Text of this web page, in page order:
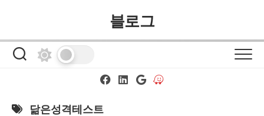
블로그
닮은성격테스트